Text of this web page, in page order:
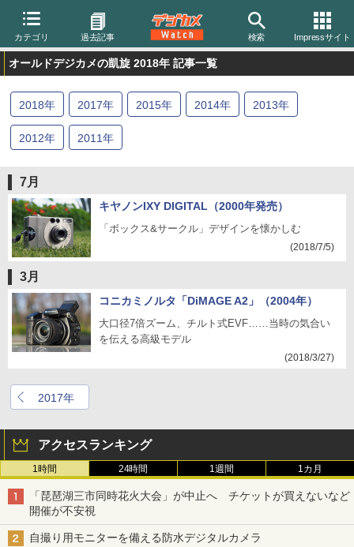
カテゴリ 過去記事 検索 Impressサイト
オールドデジカメの凱旋 2018年 記事一覧
2018年 2017年 2015年 2014年 2013年
2012年 2011年
7月
キヤノンIXY DIGITAL（2000年発売）
「ボックス&サークル」デザインを懐かしむ
(2018/7/5)
3月
コニカミノルタ「DiMAGE A2」（2004年）
大口径7倍ズーム、チルト式EVF……当時の気合い
を伝える高級モデル
(2018/3/27)
2017年
アクセスランキング
1時間 24時間 1週間 1カ月
「琵琶湖三市同時花火大会」が中止へ チケットが買えないなど
開催が不安視
自撮り用モニターを備える防水デジタルカメラ